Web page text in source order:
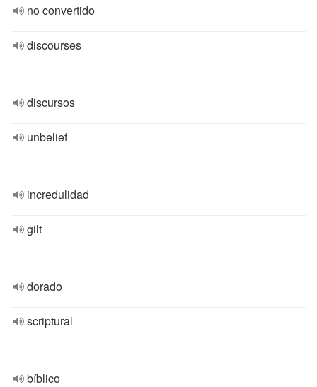
no convertido
discourses
discursos
unbelief
incredulidad
gilt
dorado
scriptural
bíblico